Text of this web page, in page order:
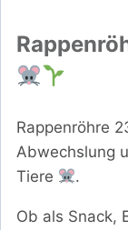
Rappenröhre
Abwechslung
Tiere
.
Ob als Snack,